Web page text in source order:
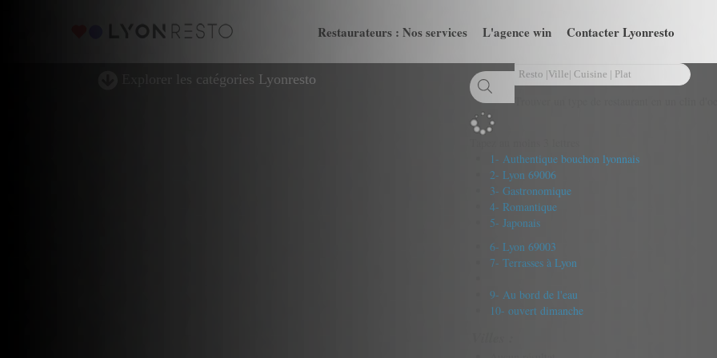
Restaurateurs : Nos services L'agence win Contacter Lyonresto
Explorer les catégories Lyonresto
1- Authentique bouchon lyonnais
2- Lyon 69006
3- Gastronomique
4- Romantique
5- Japonais
6- Lyon 69003
7- Terrasses à Lyon
9- Au bord de l'eau
10- ouvert dimanche